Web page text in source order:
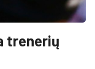
trenerių